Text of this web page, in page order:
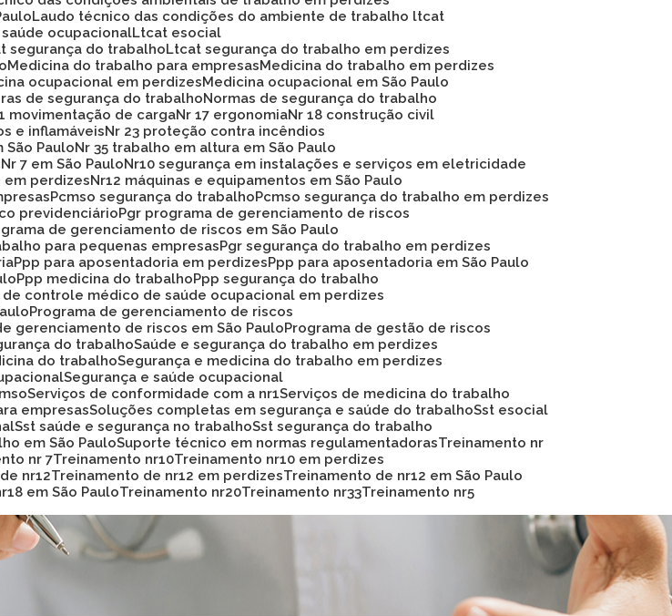
Laudo técnico das condições do ambiente de trabalho ltcat
saúde ocupacional Ltcat esocial
segurança do trabalho
Ltcat segurança do trabalho em perdizes
Medicina do trabalho para empresas
Medicina do trabalho em perdizes
ocupacional em perdizes
Medicina ocupacional em São Paulo
de segurança do trabalho
Normas de segurança do trabalho
movimentação de carga Nr 17 ergonomia
Nr 18 construção civil
e inflamáveis
Nr 23 proteção contra incêndios
São Paulo
Nr 35 trabalho em altura em São Paulo
Nr 7 em São Paulo
Nr10 segurança em instalações e serviços em eletricidade
em perdizes
Nr12 máquinas e equipamentos em São Paulo
Pcmso segurança do trabalho
Pcmso segurança do trabalho em perdizes
previdenciário
Pgr programa de gerenciamento de riscos
de gerenciamento de riscos em São Paulo
para pequenas empresas
Pgr segurança do trabalho em perdizes
Ppp para aposentadoria em perdizes
Ppp para aposentadoria em São Paulo
Ppp medicina do trabalho
Ppp segurança do trabalho
de controle médico de saúde ocupacional em perdizes
Programa de gerenciamento de riscos
gerenciamento de riscos em São Paulo
Programa de gestão de riscos
do trabalho Saúde e segurança do trabalho em perdizes
do trabalho Segurança e medicina do trabalho em perdizes
Segurança e saúde ocupacional
Serviços de conformidade com a nr1 Serviços de medicina do trabalho
empresas Soluções completas em segurança e saúde do trabalho Sst esocial
Sst saúde e segurança no trabalho Sst segurança do trabalho
em São Paulo Suporte técnico em normas regulamentadoras
Treinamento nr
nr 7 Treinamento nr10
Treinamento nr10 em perdizes
nr12 Treinamento de nr12 em perdizes
Treinamento de nr12 em São Paulo
em São Paulo Treinamento nr20 Treinamento nr33 Treinamento nr5